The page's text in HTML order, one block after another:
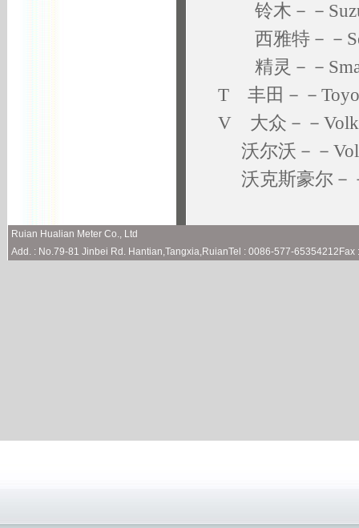
铃木－－
西雅特－－
精灵－－
T 丰田－－
V 大众－－
沃尔沃－－
沃克斯豪尔－
Ruian Hualian Meter Co., Ltd
Add. : No.79-81 Jinbei Rd. Hantian,Tangxia,RuianTel : 0086-577-